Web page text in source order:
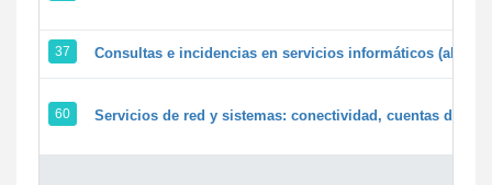
37 Consultas e incidencias en servicios informáticos
60 Servicios de red y sistemas: conectividad, cuentas de